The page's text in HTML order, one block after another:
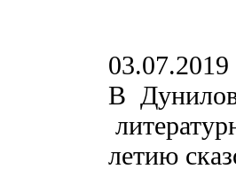
03.07.2019
В
летию